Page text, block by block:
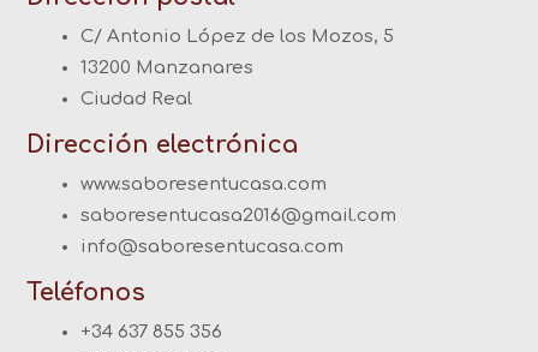
C/ Antonio López de los Mozos, 5
13200 Manzanares
Ciudad Real
Dirección electrónica
www.saboresentucasa.com
saboresentucasa2016@gmail.com
info@saboresentucasa.com
Teléfonos
+34 637 855 356